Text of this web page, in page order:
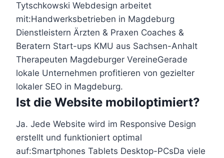
Tytschkowski Webdesign arbeitet
mit:Handwerksbetrieben in Magdeburg
Dienstleistern Ärzten & Praxen Coaches &
Beratern Start-ups KMU aus Sachsen-Anhalt
Therapeuten Magdeburger VereineGerade
lokale Unternehmen profitieren von gezielter
lokaler SEO in Magdeburg.
Ist die Website mobiloptimiert?
Ja. Jede Website wird im Responsive Design
erstellt und funktioniert optimal
auf:Smartphones Tablets Desktop-PCsDa viele